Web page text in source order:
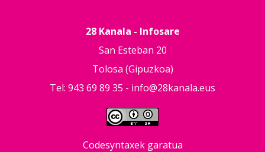
28 Kanala - Infosare
San Esteban 20
Tolosa (Gipuzkoa)
Tel: 943 69 89 35 - info@28kanala.eus
Codesyntaxek garatua